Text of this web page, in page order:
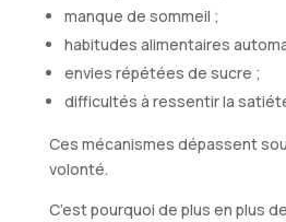
manque de sommeil ;
habitudes alimentaires
envies répétées de sucre ;
difficultés à ressentir la
Ces mécanismes dépassent
volonté.
C’est pourquoi de plus en plus